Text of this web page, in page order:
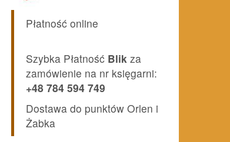
Płatność online
Szybka Płatność Blik za
zamówienie na nr księgarni:
+48 784 594 749
Dostawa do punktów Orlen i
Żabka